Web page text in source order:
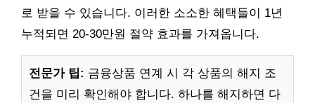
로 받을 수 있습니다. 이러한 소소한 혜택들이 1년
누적되면 20-30만원 절약 효과를 가져옵니다.
전문가 팁: 금융상품 연계 시 각 상품의 해지 조
건을 미리 확인해야 합니다. 하나를 해지하면 다